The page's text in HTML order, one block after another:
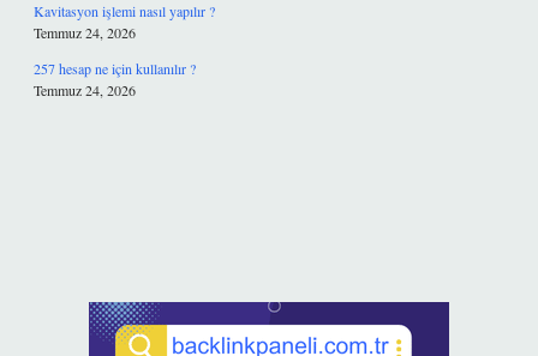
Kavitasyon işlemi nasıl yapılır ?
Temmuz 24, 2026
257 hesap ne için kullanılır ?
Temmuz 24, 2026